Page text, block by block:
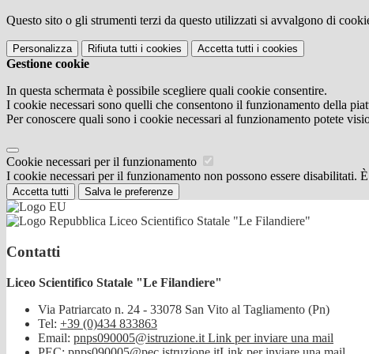
Questo sito o gli strumenti terzi da questo utilizzati si avvalgono di
Personalizza Rifiuta tutti i cookies Accetta tutti i cookies
Gestione cookie
In questa schermata è possibile scegliere quali cookie consentire.
I cookie necessari sono quelli che consentono il funzionamento della
Per conoscere quali sono i cookie necessari al funzionamento potete
Cookie necessari per il funzionamento
I cookie necessari per il funzionamento non possono essere disabilitati.
Accetta tutti Salva le preferenze
Liceo Scientifico Statale "Le Filandiere"
Contatti
Liceo Scientifico Statale "Le Filandiere"
Via Patriarcato n. 24 - 33078 San Vito al Tagliamento (Pn)
Tel: +39 (0)434 833863
Email: pnps090005@istruzione.it Link per inviare una mail